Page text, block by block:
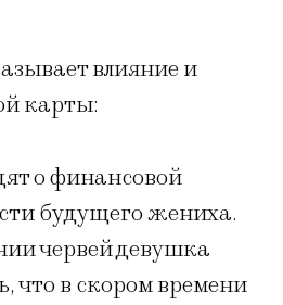
влияние и
карты:
о финансовой
будущего жениха.
червей девушка
что в скором времени